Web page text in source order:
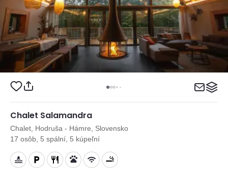
Chalet Salamandra
Chalet, Hodruša - Hámre, Slovensko
17 osôb, 5 spální, 5 kúpeľní